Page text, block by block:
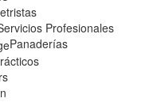
Profesionales
Panaderías